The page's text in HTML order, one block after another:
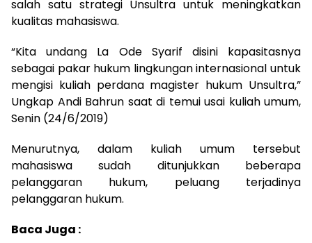
salah satu strategi Unsultra untuk meningkatkan
kualitas mahasiswa.
“Kita undang La Ode Syarif disini kapasitasnya
sebagai pakar hukum lingkungan internasional untuk
mengisi kuliah perdana magister hukum Unsultra,”
Ungkap Andi Bahrun saat di temui usai kuliah umum,
Senin (24/6/2019)
Menurutnya, dalam kuliah umum tersebut
mahasiswa sudah ditunjukkan beberapa
pelanggaran hukum, peluang terjadinya
pelanggaran hukum.
Baca Juga :